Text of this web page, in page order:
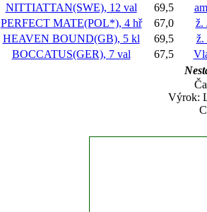
NITTIATTAN(SWE), 12 val 69,5
PERFECT MATE(POL*), 4 hř 67,0
ž.
HEAVEN BOUND(GB), 5 kl 69,5
ž.
BOCCATUS(GER), 7 val 67,5
Výrok: